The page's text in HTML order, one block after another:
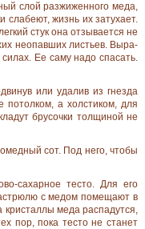
слой разжиженного меда,
жизнь их затухает.
стук она отзывается не
неопавших листьев. Выра­
Ее саму надо спасать.
или удалив из гнезда
а холстиком, для
брусочки толщиной не
сот. Под него, чтобы
сахарное тесто. Для его
с медом помещают в
кристаллы меда распадутся,
пор, пока тесто не станет